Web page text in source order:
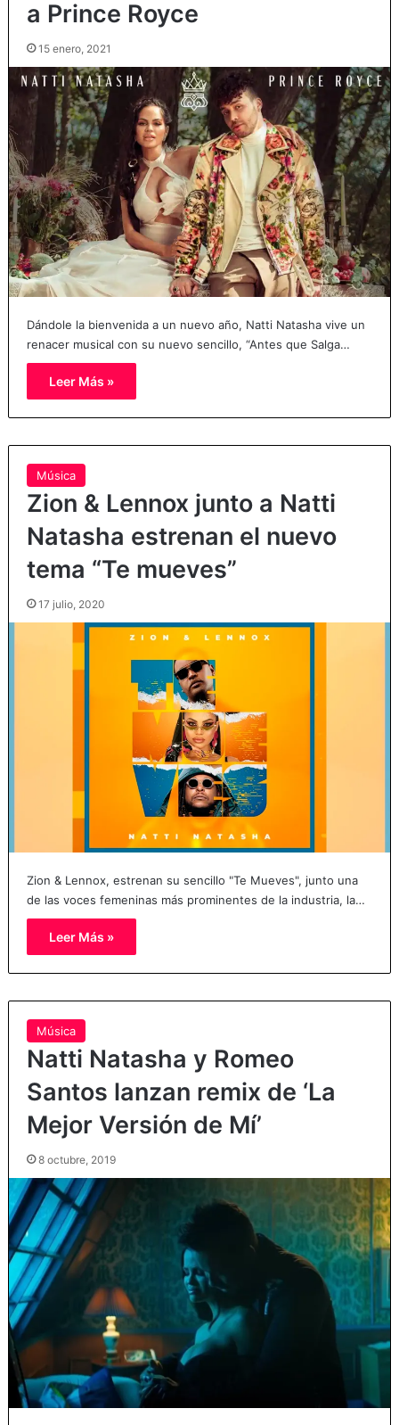
a Prince Royce
15 enero, 2021
Dándole la bienvenida a un nuevo año, Natti Natasha vive un
renacer musical con su nuevo sencillo, “Antes que Salga…
Leer Más »
Música
Zion & Lennox junto a Natti
Natasha estrenan el nuevo
tema “Te mueves”
17 julio, 2020
Zion & Lennox, estrenan su sencillo "Te Mueves", junto una
de las voces femeninas más prominentes de la industria, la…
Leer Más »
Música
Natti Natasha y Romeo
Santos lanzan remix de ‘La
Mejor Versión de Mí’
8 octubre, 2019